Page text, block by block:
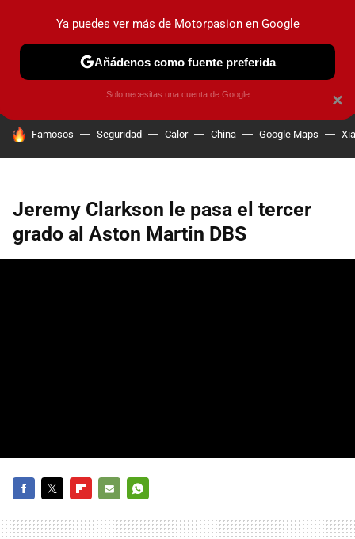
PRUEBAS COCHES ELÉCTRICOS OBSERVATORIO
HOY SE HABLA DE
Famosos Seguridad Calor China Google Maps
Jeremy Clarkson le pasa el tercer
grado al Aston Martin DBS
MAIL
×
Ya puedes ver más de Motorpasion en Google
Añádenos como fuente preferida
Solo necesitas una cuenta de Google